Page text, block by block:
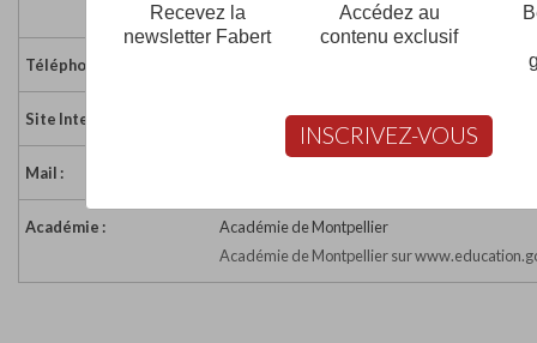
France
Téléphone :
Site Internet : http://www.gnfa-auto.fr
Mail :
Académie :
Académie de Montpellier
Académie de Montpellier sur
Recevez la
newsletter Fabert
Accédez au
contenu exclusif
INSCRIVEZ-VOUS